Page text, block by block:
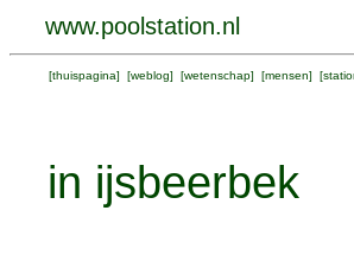
www.poolstation.nl
[thuispagina] [weblog] [wetenschap] [mensen] [
in ijsbeerbek